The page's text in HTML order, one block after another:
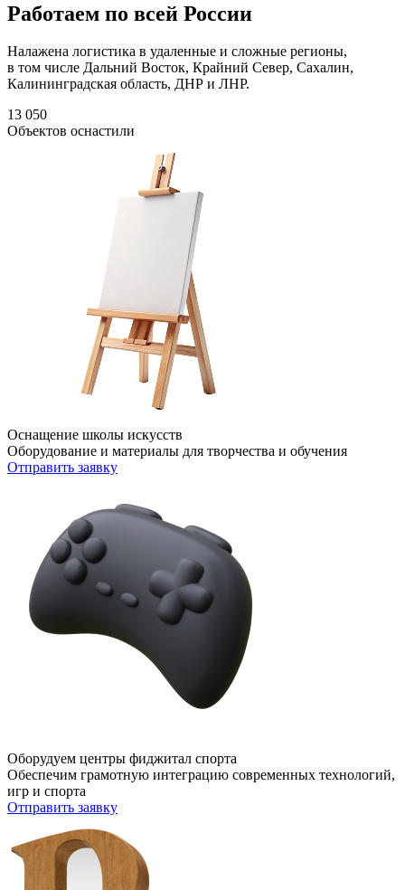
Работаем по всей России
Налажена логистика в удаленные и сложные регионы,
в том числе Дальний Восток, Крайний Север, Сахалин,
Калининградская область, ДНР и ЛНР.
13 050
Объектов оснастили
Оснащение школы искусств
Оборудование и материалы для творчества и обучения
Отправить заявку
Оборудуем центры фиджитал спорта
Обеспечим грамотную интеграцию современных технологий,
игр и спорта
Отправить заявку